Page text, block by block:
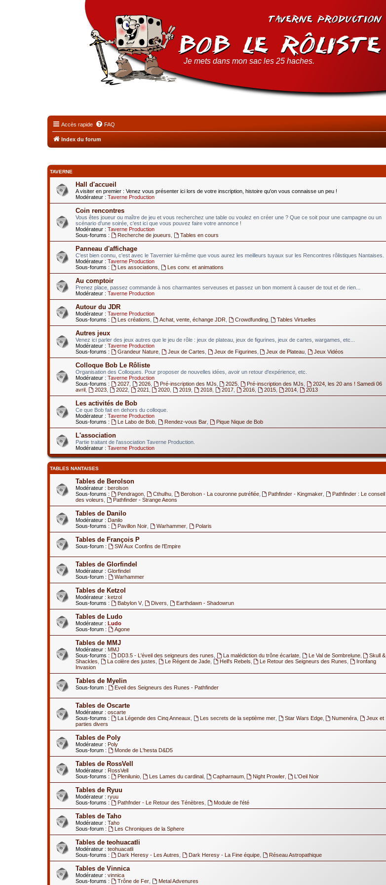
Je mets dans mon sac les 25 haches.
Accès rapide FAQ
Index du forum
TAVERNE
Hall d'accueil
A visiter en premier : Venez vous présenter ici lors de votre inscription, histoire qu'on vous connaisse un peu !
Modérateur : Taverne Production
Coin rencontres
Vous êtes joueur ou maître de jeu et vous recherchez une table ou voulez en créer une ? Que ce soit pour une campagne ou un
scénario d'une soirée, c'est ici que vous pouvez faire votre annonce !
Modérateur : Taverne Production
Sous-forums :
Recherche de joueurs Tables en cours
Panneau d'affichage
C'est bien connu, c'est avec le Tavernier lui-même que vous aurez les meilleurs tuyaux sur les Rencontres rôlistiques Nantaises.
Modérateur : Taverne Production
Sous-forums :
Les associations Les conv. et animations
Au comptoir
Prenez place, passez commande à nos charmantes serveuses et passez un bon moment à causer de tout et de rien...
Modérateur : Taverne Production
Autour du JDR
Modérateur : Taverne Production
Sous-forums :
Les créations Achat, vente, échange JDR, Crowdfunding, Tables Virtuelles
Autres jeux
Venez ici parler des jeux autres que le jeu de rôle : jeux de plateau, jeux de figurines, jeux de cartes, wargames, etc...
Modérateur : Taverne Production
Sous-forums :
Grandeur Nature, Jeux de Cartes Jeux de Figurines Jeux de Plateau Jeux Vidéos
Colloque Bob Le Rôliste
Organisation des Colloques. Pour proposer de nouvelles idées, avoir un retour d'expérience, etc.
Modérateur : Taverne Production
Sous-forums :
2027, 2026, Pré-inscription des MJs 2025 Pré-inscription des MJs
2024, les 20 ans ! Samedi 06
avril
2023, 2022, 2021 2020 2019 2018 2017, 2016, 2015, 2014 2013
Les activités de Bob
Ce que Bob fait en dehors du colloque.
Modérateur : Taverne Production
Sous-forums :
Le Labo de Bob, Rendez-vous Bar, Pique Nique de Bob
L'association
Partie traitant de l'association Taverne Production.
Modérateur : Taverne Production
TABLES NANTAISES
Tables de Berolson
Modérateur : berolson
Sous-forums :
Pendragon, Cthulhu, Berolson - La couronne putréfiée, Pathfinder - Kingmaker
Pathfinder : Le conseil
des voleurs
Pathfinder - Strange Aeons
Tables de Danilo
Modérateur : Danilo
Sous-forums :
Pavillon Noir, Warhammer, Polaris
Tables de François P
Sous-forum : SW Aux Confins de l'Empire
Tables de Glorfindel
Modérateur : Glorfindel
Sous-forum :
Warhammer
Tables de Ketzol
Modérateur : ketzol
Sous-forums :
Babylon V, Divers Earthdawn - Shadowrun
Tables de Ludo
Modérateur : Ludo
Sous-forum :
Agone
Tables de MMJ
Modérateur : MMJ
Sous-forums :
DD3.5 - L'éveil des seigneurs des runes La malédiction du trône écarlate, Le Val de Sombrelune,
Skull &
Shackles
La colère des justes Le Régent de Jade, Hell's Rebels Le Retour des Seigneurs des Runes
Ironfang
Invasion
Tables de Myelin
Sous-forum : Eveil des Seigneurs des Runes - Pathfinder
Tables de Oscarte
Modérateur : oscarte
Sous-forums :
La Légende des Cinq Anneaux Les secrets de la septième mer, Star Wars Edge, Numenéra
Jeux et
parties divers
Tables de Poly
Modérateur : Poly
Sous-forum :
Monde de L'hesta D&D5
Tables de RossVell
Modérateur : RossVell
Sous-forums :
Plenilunio, Les Lames du cardinal, Capharnaum, Night Prowler L'Oeil Noir
Tables de Ryuu
Modérateur : ryuu
Sous-forums :
Pathfnder - Le Retour des Ténèbres Module de l'été
Tables de Taho
Modérateur : Taho
Sous-forum :
Les Chroniques de la Sphere
Tables de teohuacatli
Modérateur : teohuacatli
Sous-forums :
Dark Heresy - Les Autres Dark Heresy - La Fine équipe, Réseau Astropathique
Tables de Vinnica
Modérateur : vinnica
Sous-forums :
Trône de Fer, Metal Advenures